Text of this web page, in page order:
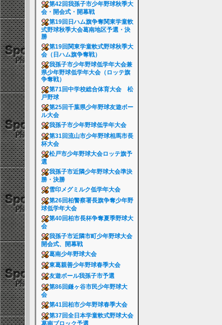
第42回我孫子市少年野球秋季大
会・開会式・開幕戦
第19回日ハム旗争奪関東学童軟
式野球秋季大会葛南地区予選・決
勝
第19回関東学童軟式野球秋季大
会（日ハム旗争奪戦）
我孫子市少年野球低学年大会兼
県少年野球低学年大会（ロッテ旗
争奪戦）
第71回中学校総合体育大会 松
戸野球
第25回千葉県少年野球友遊ボー
ル大会
我孫子市少年野球低学年大会
第31回流山市少年野球相馬市長
杯大会
松戸市少年野球大会ロッテ旗予
選
我孫子市近隣少年野球大会準決
勝・決勝
雪印メグミルク低学年大会
第26回柏警察署長旗争奪少年野
球低学年大会
第40回柏市長杯争奪夏季野球大
会
我孫子市近隣市町少年野球大会
開会式、開幕戦
葛南少年野球大会
東葛親善少年野球春季大会
友遊ボール我孫子市予選
第86回鎌ヶ谷市民少年野球大
会
第41回柏市少年野球春季大会
第37回全日本学童軟式野球大会
葛南ブロック予選